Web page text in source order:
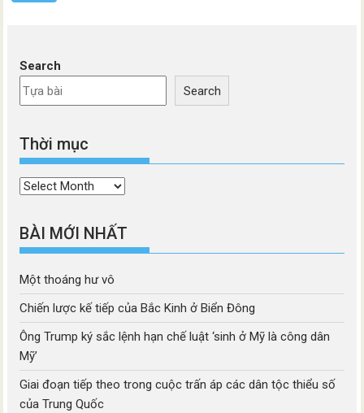
Search
Search
Thời mục
Thời
BÀI MỚI NHẤT
Một thoáng hư vô
Chiến lược kế tiếp của Bắc Kinh ở Biển Đông
Ông Trump ký sắc lệnh hạn chế luật ‘sinh ở Mỹ là công dân
Mỹ’
Giai đoạn tiếp theo trong cuộc trấn áp các dân tộc thiểu số
của Trung Quốc